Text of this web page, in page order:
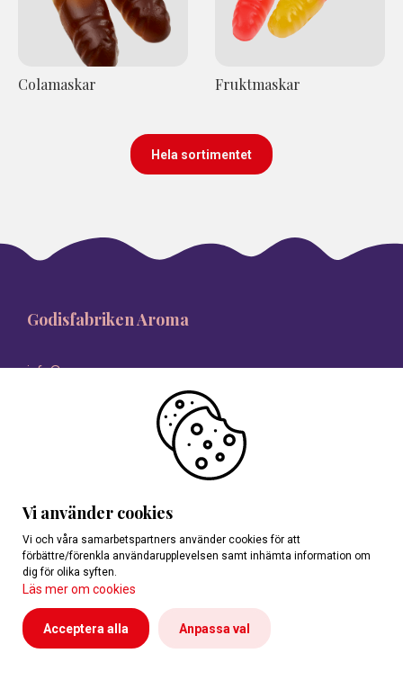
Colamaskar Fruktmaskar
Hela sortimentet
Godisfabriken Aroma
info@aroma.se
Vi använder cookies
Vi och våra samarbetspartners använder cookies för att
förbättre/förenkla användarupplevelsen samt inhämta information om
dig för olika syften.
Läs mer om cookies
Acceptera alla Anpassa val